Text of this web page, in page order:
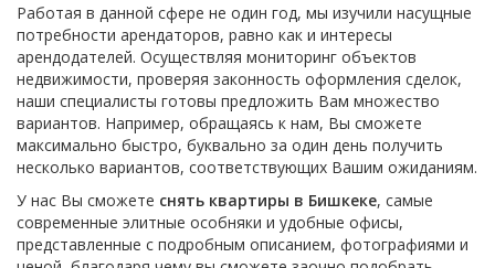
Работая в данной сфере не один год, мы изучили насущные
потребности арендаторов, равно как и интересы
арендодателей. Осуществляя мониторинг объектов
недвижимости, проверяя законность оформления сделок,
наши специалисты готовы предложить Вам множество
вариантов. Например, обращаясь к нам, Вы сможете
максимально быстро, буквально за один день получить
несколько вариантов, соответствующих Вашим ожиданиям.
У нас Вы сможете снять квартиры в Бишкеке, самые
современные элитные особняки и удобные офисы,
представленные с подробным описанием, фотографиями и